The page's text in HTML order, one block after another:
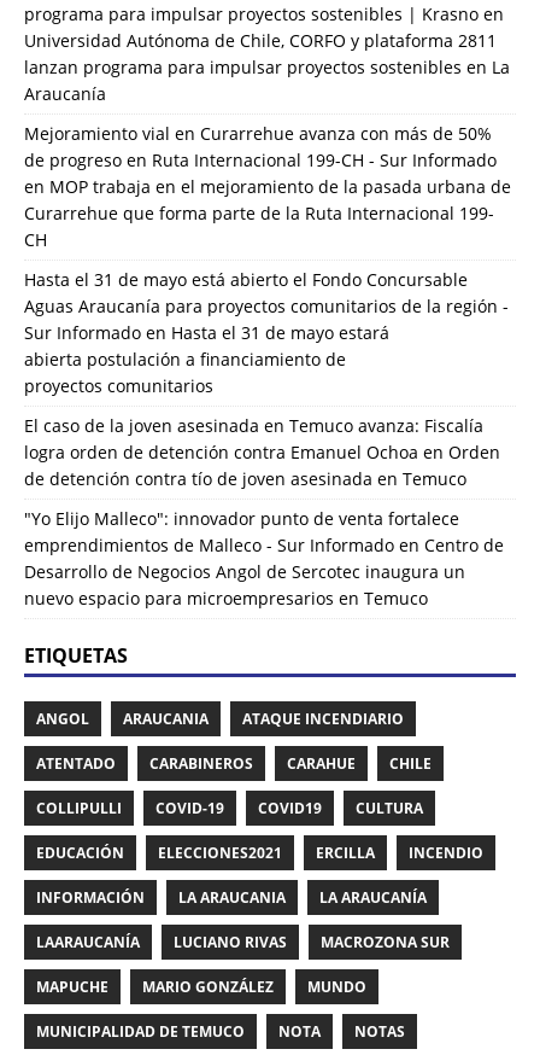
programa para impulsar proyectos sostenibles | Krasno en
Universidad Autónoma de Chile, CORFO y plataforma 2811
lanzan programa para impulsar proyectos sostenibles en La
Araucanía
Mejoramiento vial en Curarrehue avanza con más de 50%
de progreso en Ruta Internacional 199-CH - Sur Informado
en MOP trabaja en el mejoramiento de la pasada urbana de
Curarrehue que forma parte de la Ruta Internacional 199-
CH
Hasta el 31 de mayo está abierto el Fondo Concursable
Aguas Araucanía para proyectos comunitarios de la región -
Sur Informado en Hasta el 31 de mayo estará
abierta postulación a financiamiento de
proyectos comunitarios
El caso de la joven asesinada en Temuco avanza: Fiscalía
logra orden de detención contra Emanuel Ochoa en Orden
de detención contra tío de joven asesinada en Temuco
"Yo Elijo Malleco": innovador punto de venta fortalece
emprendimientos de Malleco - Sur Informado en Centro de
Desarrollo de Negocios Angol de Sercotec inaugura un
nuevo espacio para microempresarios en Temuco
ETIQUETAS
ANGOL ARAUCANIA ATAQUE INCENDIARIO
ATENTADO CARABINEROS CARAHUE CHILE
COLLIPULLI COVID-19 COVID19 CULTURA
EDUCACIÓN ELECCIONES2021 ERCILLA INCENDIO
INFORMACIÓN LA ARAUCANIA LA ARAUCANÍA
LAARAUCANÍA LUCIANO RIVAS MACROZONA SUR
MAPUCHE MARIO GONZÁLEZ MUNDO
MUNICIPALIDAD DE TEMUCO NOTA NOTAS